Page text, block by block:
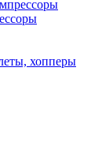
хопперы